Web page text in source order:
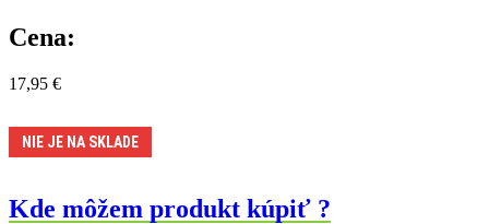
Cena:
17,95 €
NIE JE NA SKLADE
Kde môžem produkt kúpiť ?